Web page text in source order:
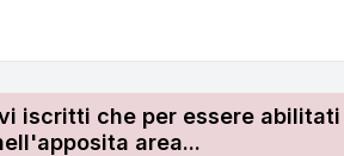
iscritti che per essere
area...